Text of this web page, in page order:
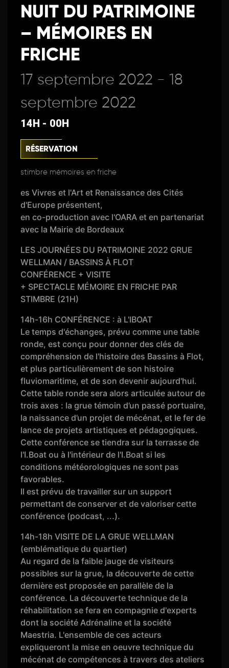
NUIT DU PATRIMOINE
– MÉMOIRES EN
FRICHE
17 septembre 2022 - 18
septembre 2022
14H - 00H
RÉSERVATION
stimbre mémoires en friche
es Vivres et l'Art et Renaissance des Cités
d'Europe présentent,
en co-production avec l'OARA et en partenariat
avec la Mairie de Bordeaux
LES JOURNÉES DU PATRIMOINE 2022 GRUE
WELLMAN / BASSINS À FLOT
CONFÉRENCE + VISITE
+ SPECTACLE MÉMOIRE EN FRICHE PAR
STIMBRE (21H)
14h-16h CONFÉRENCE : à L'IBOAT
Le temps d'échanges, prévu comme une table
ronde, est conçu pour donner des clés de
compréhension de l'histoire des Bassins à Flot,
et plus particulièrement de son histoire
fluviomaritime, et de son devenir aujourd'hui.
Cette table ronde sera alors articulée autour de
trois axes : la grue témoin d’un passé portuaire,
la naissance d’un projet de mécénat, et le fer de
lance de projets artistiques et pédagogiques.
Cette conférence se tiendra sur la terrasse de
l'I.Boat ou à l'intérieur de l'I.Boat si les
conditions météorologiques ne sont pas
favorables.
Il est prévu de travailler sur un support
permettant de conserver et de valoriser cette
conférence (podcast, ...).
14h-18h VISITE DE LA GRUE WELLMAN
(emblématique du quartier)
Au regard de la faible jauge de visiteurs
possibles sur la grue, la découverte de cette
dernière est proposée en parallèle de la
conférence. La découverte technique de la
réhabilitation se fera en compagnie d'experts
dont la société Adrénaline et la société
Maestria. L'ensemble de ces acteurs
expliqueront la mise en oeuvre technique du
mécénat de compétences à travers des ateliers